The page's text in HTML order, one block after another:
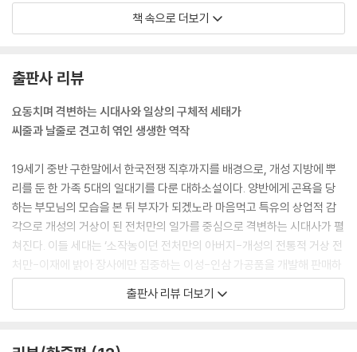
다. 소년도 구경꾼들도 그제서야 비명을 지르면서 전 서방에 달려들었고,
이 생원도 악몽에서 깬 것처럼 식은땀을 흘리며 부젓가락을 내던졌다. _1
일본인들이 인삼 도채에 맛을 들인 첫밗에 크게 한 번 재미를 보고 난 이성
이는 그 후 삼포를 처분하고 그걸 자본으로 한양에서 주로 서양과 일본에
서 들어온 황홀하고 요사한 비단, 신기하고 정확해서 누구나 탐내는 시계
눈덩이처럼 불렸다. 그런 호황도 불과 몇 년 안 가 외국의 물건값은 터무니
없이 비싸지고 따라서 이문은 줄고, 그 장사에 침을 흘리는 장사꾼만 오뉴
월 쉬파리처럼 한양으로 꾀어들게 되었다. _2권 ---p.57
박승재 그가 누구인가. 제가 아무리 거들먹거려도 고작 왜놈 발샅에 낕 때
에 지나지 않는다는 건 태임이 보기엔 너무도 명료했다. 때를 보고 눈살을
찌푸리면 됐지 증오할 것까지는 없었다, 그렇게 능멸해 마지않던 박승재가
지금 호화를 극하게 꾸며놓은 인삼탕에서 시도 때도 없이 미역을 감는다지
않는가. 딴 사람도 아닌 내 아들이 박승재에게 그런 호강을 시키고 있었다.
책 속으로 더보기
출판사 리뷰
요동치며 격변하는 시대사와 일상의 구체적 세태가
씨줄과 날줄로 견고히 엮인 생생한 역작
19세기 중반 구한말에서 한국전쟁 직후까지를 배경으로, 개성 지방에 뿌
리를 둔 한 가족 5대의 일대기를 다룬 대하소설이다. 양반에게 곤욕을 당
하는 부모님의 모습을 본 뒤 부자가 되겠노라 마음먹고 특유의 상업적 감
각으로 개성의 거상이 된 전처만의 일가를 중심으로 격변하는 시대사가 펼
쳐진다. 이들 세대는 ‘소작농이던 전처만의 아버지-개성의 전통적 거상 전
처만-이재에 밝아 장사에만 집중하는 이성-인삼 가공품을 개발해 판매하
는 태임과 양말 공장을 짓고 운영하는 종상, 만주에서 독립운동을 하는 태
남-화학고무 공장을 짓고 운영하는 경우’ 각 세대는 부모님 세대의 모습을
출판사 리뷰 더보기